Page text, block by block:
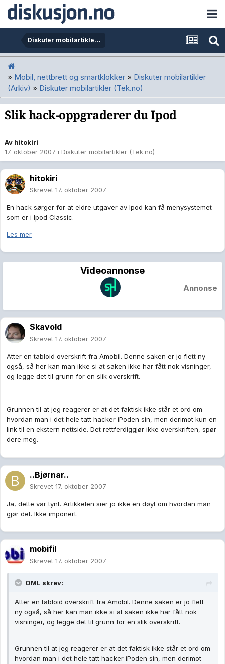
Diskuter mobilartikler (Tek.no)
» Mobil, nettbrett og smartklokker » Diskuter mobilartikler
(Arkiv) » Diskuter mobilartikler (Tek.no)
Slik hack-oppgraderer du Ipod
Av hitokiri
17. oktober 2007 i Diskuter mobilartikler (Tek.no)
hitokiri
Skrevet 17. oktober 2007
En hack sørger for at eldre utgaver av Ipod kan få menysystemet
som er i Ipod Classic.
Les mer
Videoannonse
Annonse
Skavold
Skrevet 17. oktober 2007
Atter en tabloid overskrift fra Amobil. Denne saken er jo flett ny
også, så her kan man ikke si at saken ikke har fått nok visninger,
og legge det til grunn for en slik overskrift.
Grunnen til at jeg reagerer er at det faktisk ikke står et ord om
hvordan man i det hele tatt hacker iPoden sin, men derimot kun en
link til en ekstern nettside. Det rettferdiggjør ikke overskriften, spør
dere meg.
..Bjørnar..
Skrevet 17. oktober 2007
Ja, dette var tynt. Artikkelen sier jo ikke en døyt om hvordan man
gjør det. Ikke imponert.
mobifil
Skrevet 17. oktober 2007
OML skrev:
Atter en tabloid overskrift fra Amobil. Denne saken er jo flett
ny også, så her kan man ikke si at saken ikke har fått nok
visninger, og legge det til grunn for en slik overskrift.
Grunnen til at jeg reagerer er at det faktisk ikke står et ord om
hvordan man i det hele tatt hacker iPoden sin, men derimot